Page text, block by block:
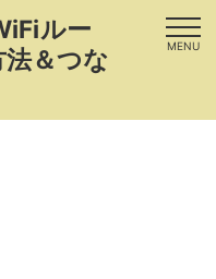
ルー
法＆つな
MENU